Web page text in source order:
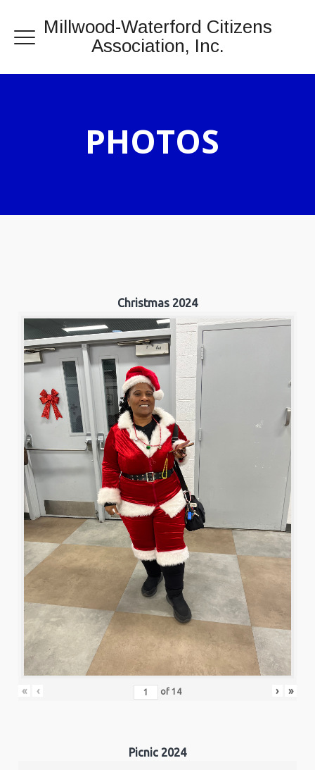
Millwood-Waterford Citizens
Association, Inc.
PHOTOS
Christmas 2024
« ‹ of 14 › »
Picnic 2024